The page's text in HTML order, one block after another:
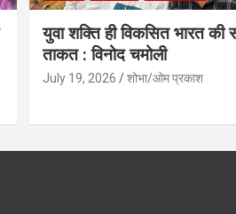
युवा शक्ति ही विकसित भारत की
ताकत : विनोद चमोली
July 19, 2026 शोभा/ओम प्रकाश